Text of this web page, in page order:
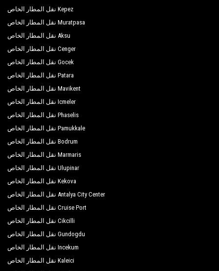
Kepez نقل المطار الخاص
Muratpasa نقل المطار الخاص
Aksu نقل المطار الخاص
Cenger نقل المطار الخاص
Gocek نقل المطار الخاص
Patara نقل المطار الخاص
Mavikent نقل المطار الخاص
Icmeler نقل المطار الخاص
Phaselis نقل المطار الخاص
Pamukkale نقل المطار الخاص
Bodrum نقل المطار الخاص
Marmaris نقل المطار الخاص
Ulupinar نقل المطار الخاص
Kekova نقل المطار الخاص
Antalya City Center نقل المطار الخاص
Cruise Port نقل المطار الخاص
Cikcilli نقل المطار الخاص
Gundogdu نقل المطار الخاص
Incekum نقل المطار الخاص
Kaleici نقل المطار الخاص